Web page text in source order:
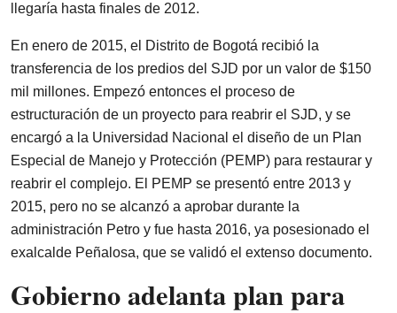
llegaría hasta finales de 2012.
En enero de 2015, el Distrito de Bogotá recibió la
transferencia de los predios del SJD por un valor de $150
mil millones. Empezó entonces el proceso de
estructuración de un proyecto para reabrir el SJD, y se
encargó a la Universidad Nacional el diseño de un Plan
Especial de Manejo y Protección (PEMP) para restaurar y
reabrir el complejo. El PEMP se presentó entre 2013 y
2015, pero no se alcanzó a aprobar durante la
administración Petro y fue hasta 2016, ya posesionado el
exalcalde Peñalosa, que se validó el extenso documento.
Gobierno adelanta plan para